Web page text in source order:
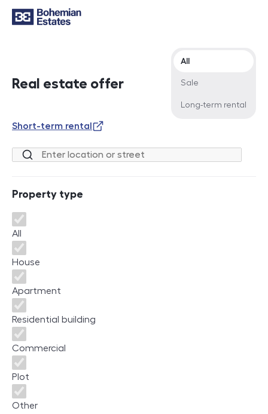
Real estate offer
Offer type
All
Sale
Long-term rental
Short-term rental
Location or street
Property type
Property type
All
House
Apartment
Residential building
Commercial
Plot
Other